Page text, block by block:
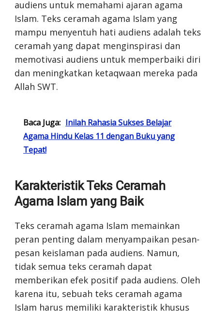
audiens untuk memahami ajaran agama
Islam. Teks ceramah agama Islam yang
mampu menyentuh hati audiens adalah teks
ceramah yang dapat menginspirasi dan
memotivasi audiens untuk memperbaiki diri
dan meningkatkan ketaqwaan mereka pada
Allah SWT.
Baca Juga: Inilah Rahasia Sukses Belajar
Agama Hindu Kelas 11 dengan Buku yang
Tepat!
Karakteristik Teks Ceramah
Agama Islam yang Baik
Teks ceramah agama Islam memainkan
peran penting dalam menyampaikan pesan-
pesan keislaman pada audiens. Namun,
tidak semua teks ceramah dapat
memberikan efek positif pada audiens. Oleh
karena itu, sebuah teks ceramah agama
Islam harus memiliki karakteristik khusus